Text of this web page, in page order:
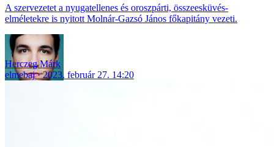
A szervezetet a nyugatellenes és oroszpárti, összeesküvés-
elméletekre is nyitott Molnár-Gazsó János főkapitány vezeti.
Herczeg Márk
elmebaj
2023. február 27. 14:20